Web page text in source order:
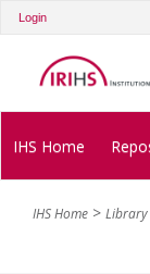
Login
IHS Home
IHS Home Library